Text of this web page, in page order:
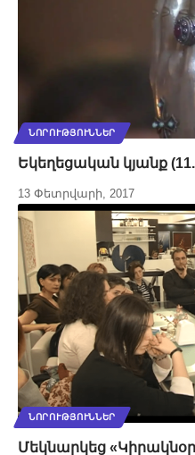
ՆՈՐՈՒԹՅՈՒՆՆԵՐ
Եկեղեցական կյանք
13 Փետրվարի, 2017
ՆՈՐՈՒԹՅՈՒՆՆԵՐ
Մեկնարկեց